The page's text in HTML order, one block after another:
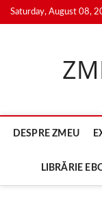
Skip
to
Saturday, August 08,
DESPRE ZMEU
LIBRĂRIE